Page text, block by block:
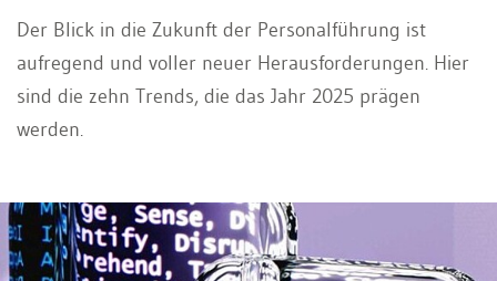
Der Blick in die Zukunft der Personalführung ist
aufregend und voller neuer Herausforderungen. Hier
sind die zehn Trends, die das Jahr 2025 prägen
werden.